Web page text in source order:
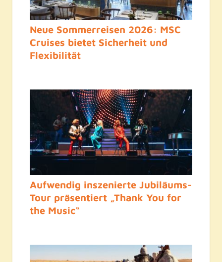
Neue Sommerreisen 2026: MSC
Cruises bietet Sicherheit und
Flexibilität
Aufwendig inszenierte Jubiläums-
Tour präsentiert „Thank You for
the Music“